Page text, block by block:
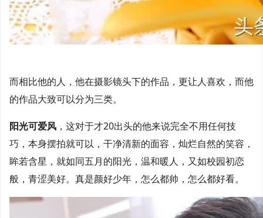
而相比他的人，他在摄影镜头下的作品，更让人喜欢，而他
的作品大致可以分为三类。
阳光可爱风 ，这对于才20出头的他来说完全不用任何技
巧，本身摆拍就可以，干净清新的面容，灿烂自然的笑容，
眸若含星，就如同五月的阳光，温和暖人，又如校园初恋
般，青涩美好。真是颜好少年，怎么都帅，怎么都好看。